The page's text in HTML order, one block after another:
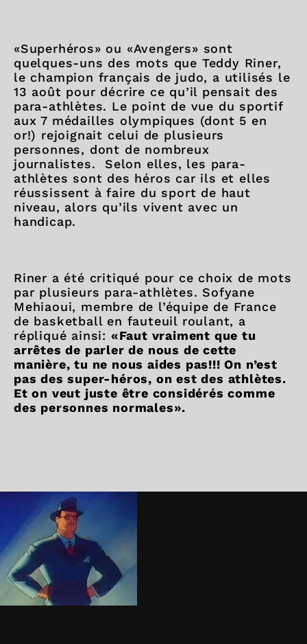
«Superhéros» ou «Avengers» sont
quelques-uns des mots que Teddy Riner,
le champion français de judo, a utilisés le
13 août pour décrire ce qu’il pensait des
para-athlètes. Le point de vue du sportif
aux 7 médailles olympiques (dont 5 en
or!) rejoignait celui de plusieurs
personnes, dont de nombreux
journalistes. Selon elles, les para-
athlètes sont des héros car ils et elles
réussissent à faire du sport de haut
niveau, alors qu’ils vivent avec un
handicap.
Riner a été critiqué pour ce choix de mots
par plusieurs para-athlètes. Sofyane
Mehiaoui, membre de l’équipe de France
de basketball en fauteuil roulant, a
répliqué ainsi: «Faut vraiment que tu
arrêtes de parler de nous de cette
manière, tu ne nous aides pas!!! On n’est
pas des super-héros, on est des athlètes.
Et on veut juste être considérés comme
des personnes normales».